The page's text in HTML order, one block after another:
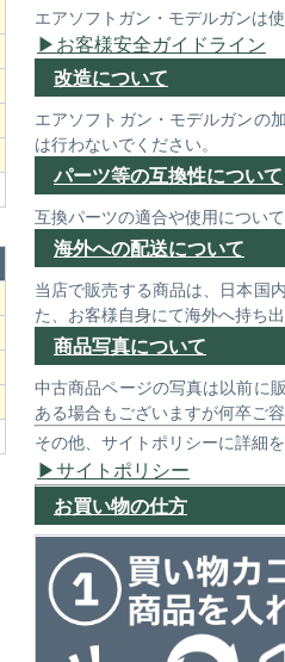
エアソフトガン・モデルガンは
お客様安全ガイドライン
改造について
エアソフトガン・モデルガンの
は行わないでください。
パーツ等の互換性について
互換パーツの適合や使用につい
海外への配送について
当店で販売する商品は、日本国
た、お客様自身にて海外へ持ち
商品写真について
中古商品ページの写真は以前に
ある場合もございますが何卒ご容
その他、サイトポリシーに詳細
サイトポリシー
お買い物の仕方